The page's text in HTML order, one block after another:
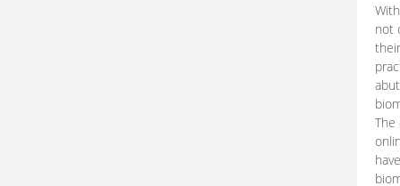
not
The